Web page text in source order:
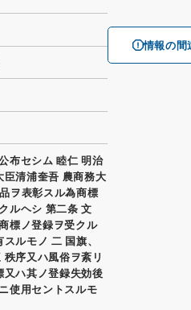
情報の間
布セシム 睦仁 明治
臣清浦奎吾 農商務大
ヲ表彰スル為商標
ルヘシ 第二条 文
標ノ登録ヲ受クル
ルモノ 二 国旗、
序又ハ風俗ヲ紊リ
ハ其ノ登録失効後
使用セントスルモ